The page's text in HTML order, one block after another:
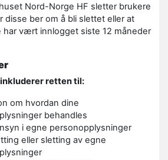
Nord-Norge HF sletter brukere
disse ber om å bli slettet eller at
har vært innlogget siste 12 måneder
retten til:
om hvordan dine
behandles
i egne personopplysninger
eller sletting av egne